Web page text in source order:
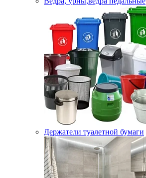
Держатели туалетной бумаги